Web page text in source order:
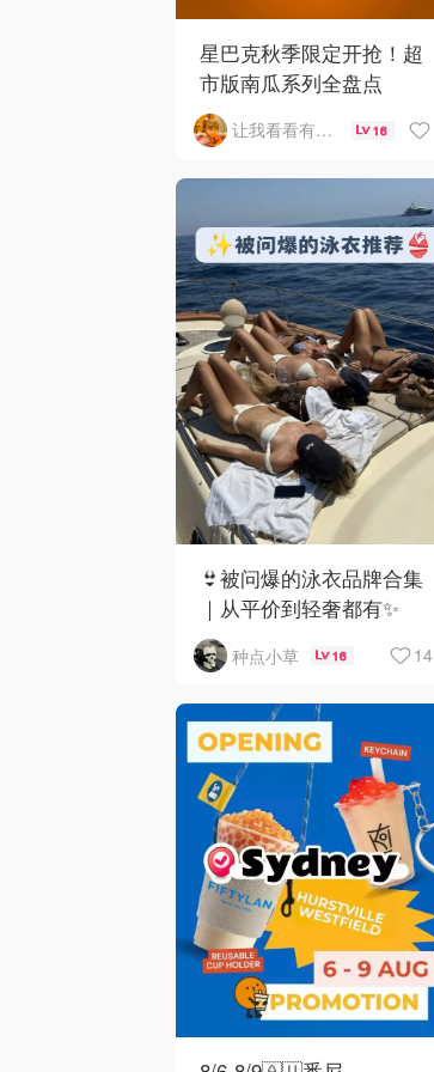
星巴克秋季限定开抢！超
市版南瓜系列全盘点
让我看看有啥好吃的 16
👙被问爆的泳衣品牌合集
｜从平价到轻奢都有✨
种点小草 16 14